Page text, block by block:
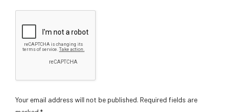
Your email address will not be published. Required fields are